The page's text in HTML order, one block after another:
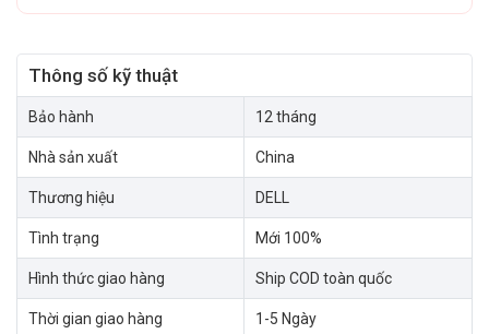
Thông số kỹ thuật
Bảo hành 12 tháng
Nhà sản xuất China
Thương hiệu DELL
Tình trạng Mới 100%
Hình thức giao hàng Ship COD toàn quốc
Thời gian giao hàng 1-5 Ngày